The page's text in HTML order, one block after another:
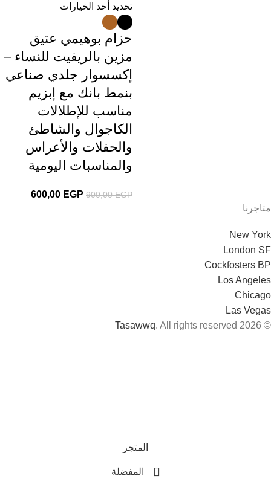
تحديد أحد الخيارات
حزام بوهيمي عتيق
مزين بالريفيت للنساء –
إكسسوار جلدي صناعي
بنمط بانك مع إبزيم
مناسب للإطلالات
الكاجوال والشاطئ
والحفلات والأعراس
والمناسبات اليومية
900,00EGP
600,00 EGP
متاجرنا
New York
London SF
Cockfosters BP
Los Angeles
Chicago
Las Vegas
© 2026
Tasawwq. All rights reserved
المتجر
المفضلة